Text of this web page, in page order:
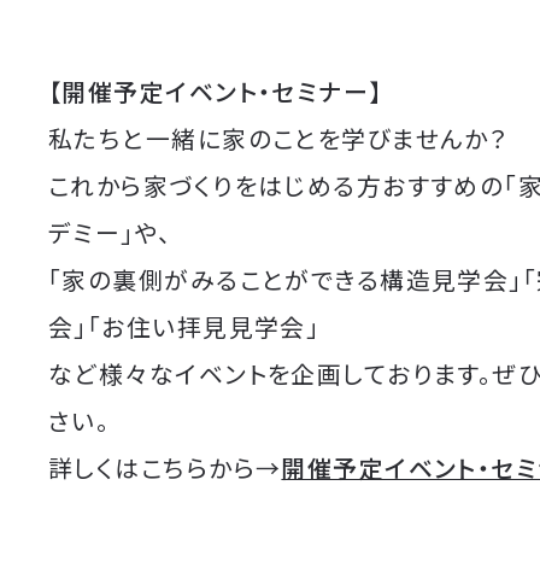
【開催予定イベント・セミナー】
私たちと一緒に家のことを学びませんか？
これから家づくりをはじめる方おすすめの「
デミー」や、
「家の裏側がみることができる構造見学会」
会」「お住い拝見見学会」
など様々なイベントを企画しております。ぜ
さい。
詳しくはこちらから→開催予定イベント・セ